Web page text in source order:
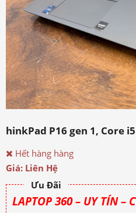
hinkPad P16 gen 1, Core
Hết hàng hàng
Giá: Liên Hệ
Ưu Đãi
LAPTOP 360 – UY TÍN –